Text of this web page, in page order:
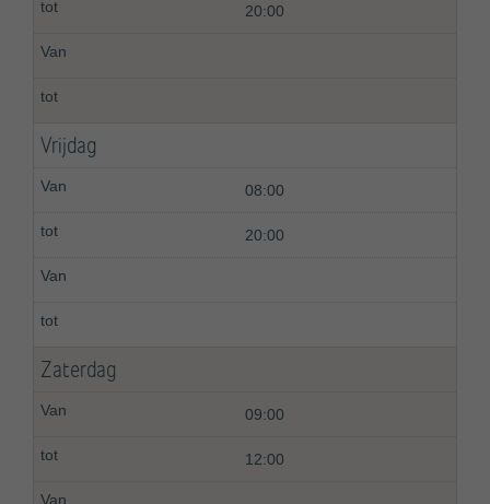
20:00
Vrijdag
08:00
20:00
Zaterdag
09:00
12:00